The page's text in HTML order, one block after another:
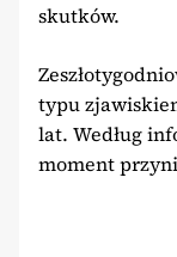
skutków.
typu
lat. Według
moment